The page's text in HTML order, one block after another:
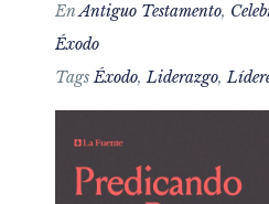
EnAntiguo Testamento,
Éxodo
TagsÉxodo,Liderazgo,